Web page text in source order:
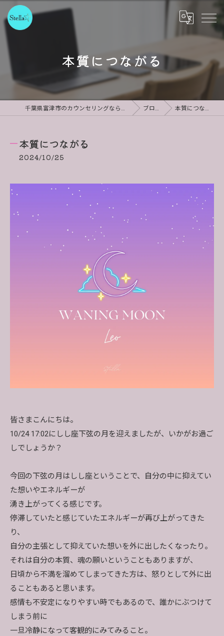
本質につながる
千葉県富津市のカウンセリングならStella ブログ 本質につながる
本質につながる
2024/10/25
皆さまこんにちは。
10/24 17:02にしし座下弦の月を迎えましたが、いかがお過ご
しでしょうか？
今回の下弦の月はしし座ということで、自分の中に抑えてい
た想いやエネルギーが
湧き上がってくる感じです。
停滞していたと感じていたエネルギーが再び上がってきた
り、
自分の主張として抑えていた想いを外に出したくなったり。
それは自分の本質、魂の願いということもありますが、
日頃から不満を溜めてしまってきた方は、怒りとして外に出
ることもあると思います。
感情も不安定になりやすい時でもあるので、誰かにぶつけて
しまう前に
一旦冷静になって客観的にみてみること。